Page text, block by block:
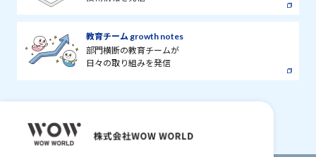
教育チーム growth notes
部門横断の教育チームが
日々の取り組みを発信